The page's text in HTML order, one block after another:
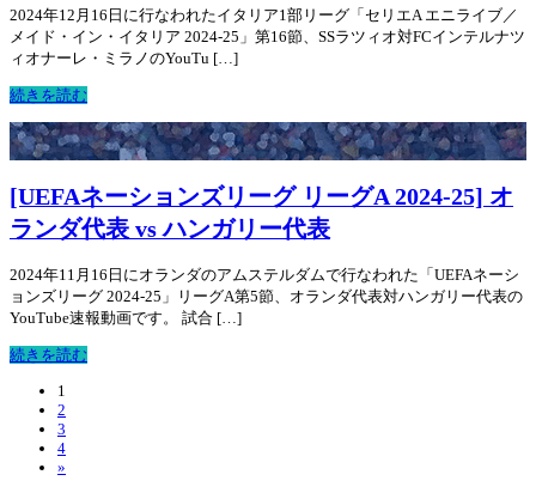
2024年12月16日に行なわれたイタリア1部リーグ「セリエA エニライブ／
メイド・イン・イタリア 2024-25」第16節、SSラツィオ対FCインテルナツ
ィオナーレ・ミラノのYouTu […]
続きを読む
[UEFAネーションズリーグ リーグA 2024-25] オ
ランダ代表 vs ハンガリー代表
2024年11月16日にオランダのアムステルダムで行なわれた「UEFAネーシ
ョンズリーグ 2024-25」リーグA第5節、オランダ代表対ハンガリー代表の
YouTube速報動画です。 試合 […]
続きを読む
1
2
3
4
»